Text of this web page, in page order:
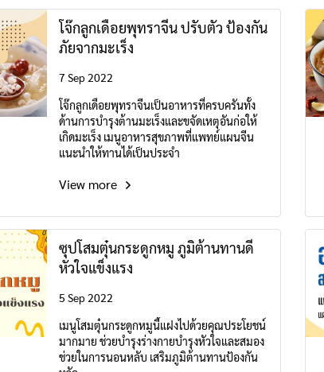
โจ๊กลูกเดือยพุทราจีน ปรับตัว ป้องกัน
ภัยจากมะเร็ง
7 Sep 2022
โจ๊กลูกเดือยพุทราจีนเป็นอาหารที่ครบครันทั้ง
ด้านการบำรุงต้านมะเร็งและขจัดเหตุอันก่อให้
เกิดมะเร็ง เมนูอาหารสุขภาพที่แพทย์แผนจีน
แนะนำให้ทานได้เป็นประจำ
View more
ซุปโสมตุ๋นกระดูกหมู ภูมิต้านทานดี
หัวใจแข็งแรง
5 Sep 2022
เมนูโสมตุ๋นกระดูกหมูนี้แฝงไปด้วยคุณประโยชน์
มากมาย ช่วยบำรุงร่างกายบำรุงหัวใจและสมอง
ช่วยในการนอนหลับ เสริมภูมิต้านทานป้องกัน